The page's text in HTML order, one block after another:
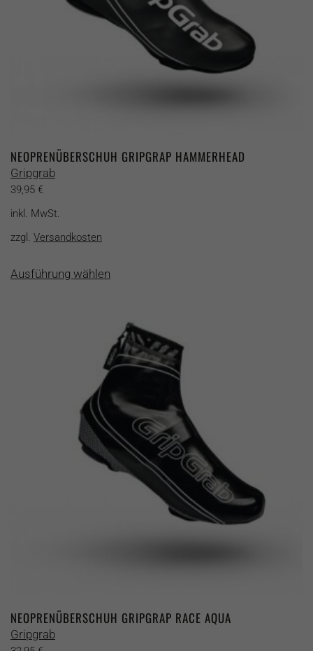
gewählt
werden
NEOPRENÜBERSCHUH GRIPGRAP HAMMERHEAD
Gripgrab
39,95 €
inkl. MwSt.
zzgl. Versandkosten
Ausführung wählenProdukt
Varianten
auf.
Die
können
auf
der
Produktseite
gewählt
werden
NEOPRENÜBERSCHUH GRIPGRAP RACE AQUA
Gripgrab